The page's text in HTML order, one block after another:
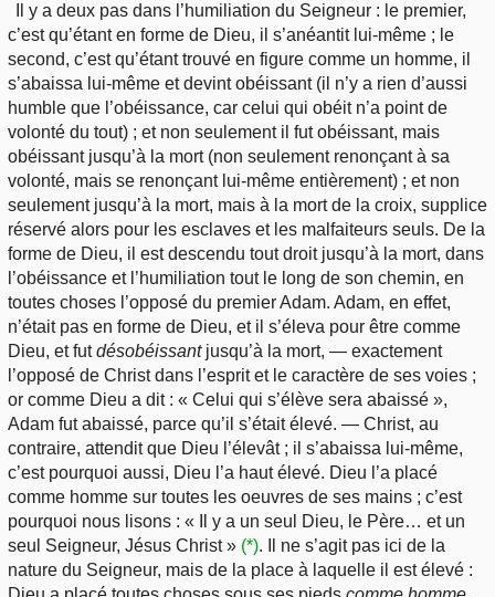
Il y a deux pas dans l’humiliation du Seigneur : le premier,
c’est qu’étant en forme de Dieu, il s’anéantit lui-même ; le
second, c’est qu’étant trouvé en figure comme un homme, il
s’abaissa lui-même et devint obéissant (il n’y a rien d’aussi
humble que l’obéissance, car celui qui obéit n’a point de
volonté du tout) ; et non seulement il fut obéissant, mais
obéissant jusqu’à la mort (non seulement renonçant à sa
volonté, mais se renonçant lui-même entièrement) ; et non
seulement jusqu’à la mort, mais à la mort de la croix, supplice
réservé alors pour les esclaves et les malfaiteurs seuls. De la
forme de Dieu, il est descendu tout droit jusqu’à la mort, dans
l’obéissance et l’humiliation tout le long de son chemin, en
toutes choses l’opposé du premier Adam. Adam, en effet,
n’était pas en forme de Dieu, et il s’éleva pour être comme
Dieu, et futdésobéissant jusqu’à la mort, — exactement
l’opposé de Christ dans l’esprit et le caractère de ses voies ;
or comme Dieu a dit : « Celui qui s’élève sera abaissé »,
Adam fut abaissé, parce qu’il s’était élevé. — Christ, au
contraire, attendit que Dieu l’élevât ; il s’abaissa lui-même,
c’est pourquoi aussi, Dieu l’a haut élevé. Dieu l’a placé
comme homme sur toutes les oeuvres de ses mains ; c’est
pourquoi nous lisons : « Il y a un seul Dieu, le Père… et un
seul Seigneur, Jésus Christ » (*). Il ne s’agit pas ici de la
nature du Seigneur, mais de la place à laquelle il est élevé :